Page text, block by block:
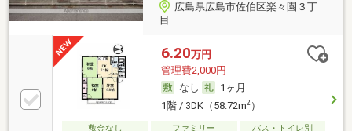
広島県広島市佐伯区楽々園３丁
目
6.20万円
管理費2,000円
なし
1ヶ月
1階 / 3DK（58.72m2）
敷金なし ファミリー
バス・トイレ別